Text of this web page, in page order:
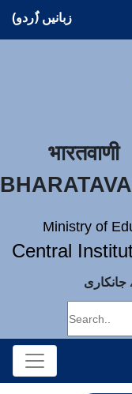
زبانیں (ُردو)
भारतवाणी
Ministry of
Central
جانکاری